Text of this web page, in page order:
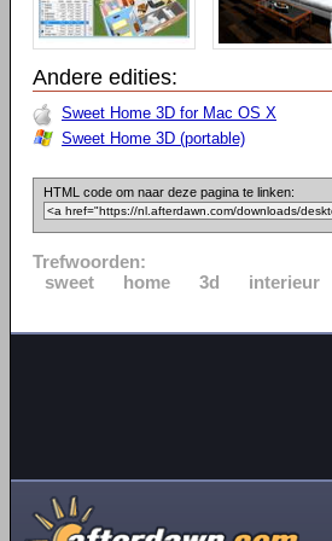
Andere edities:
Sweet Home 3D for Mac OS X
Sweet Home 3D (portable)
HTML code om naar deze pagina te linken:
Trefwoorden:
sweet
home 3d interieur